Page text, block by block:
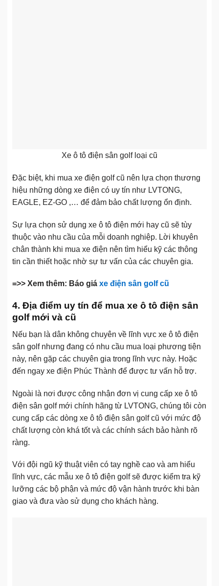
Xe ô tô điện sân golf loại cũ
Đặc biệt, khi mua xe điện golf cũ nên lựa chọn thương
hiệu những dòng xe điện có uy tín như LVTONG,
EAGLE, EZ-GO ,… để đảm bảo chất lượng ổn định.
Sự lựa chọn sử dụng xe ô tô điện mới hay cũ sẽ tùy
thuộc vào nhu cầu của mỗi doanh nghiệp. Lời khuyên
chân thành khi mua xe điện nên tìm hiểu kỹ các thông
tin cần thiết hoặc nhờ sự tư vấn của các chuyên gia.
=>> Xem thêm: Báo giá xe điện sân golf cũ
4. Địa điểm uy tín để mua xe ô tô điện sân
golf mới và cũ
Nếu bạn là dân không chuyên về lĩnh vực xe ô tô điện
sân golf nhưng đang có nhu cầu mua loại phương tiện
này, nên gặp các chuyên gia trong lĩnh vực này. Hoặc
đến ngay xe điện Phúc Thành để được tư vấn hỗ trợ.
Ngoài là nơi được công nhận đơn vị cung cấp xe ô tô
điện sân golf mới chính hãng từ LVTONG, chúng tôi còn
cung cấp các dòng xe ô tô điện sân golf cũ với mức độ
chất lượng còn khá tốt và các chính sách bảo hành rõ
ràng.
Với đội ngũ kỹ thuật viên có tay nghề cao và am hiểu
lĩnh vực, các mẫu xe ô tô điện golf sẽ được kiểm tra kỹ
lưỡng các bộ phận và mức độ vận hành trước khi bàn
giao và đưa vào sử dụng cho khách hàng.